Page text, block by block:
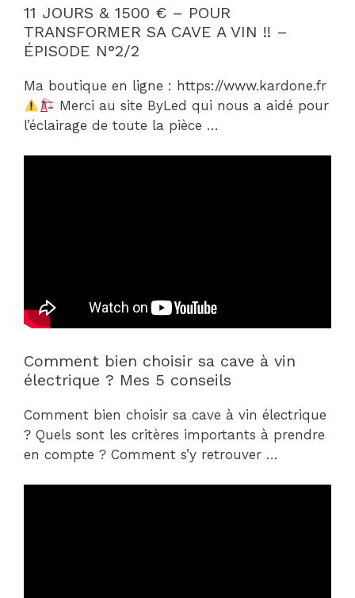
11 JOURS & 1500 € – POUR
TRANSFORMER SA CAVE A VIN !! –
ÉPISODE N°2/2
Ma boutique en ligne : https://www.kardone.fr
Merci au site ByLed qui nous a aidé pour
l’éclairage de toute la pièce …
Comment bien choisir sa cave à vin
électrique ? Mes 5 conseils
Comment bien choisir sa cave à vin électrique
? Quels sont les critères importants à prendre
en compte ? Comment s’y retrouver …